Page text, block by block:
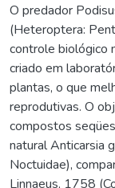
O predador
(Heteroptera:
controle biológico
criado em
plantas, o que
reprodutivas. O
compostos
natural Anticarsia
Noctuidae),
Linnaeus, 1758